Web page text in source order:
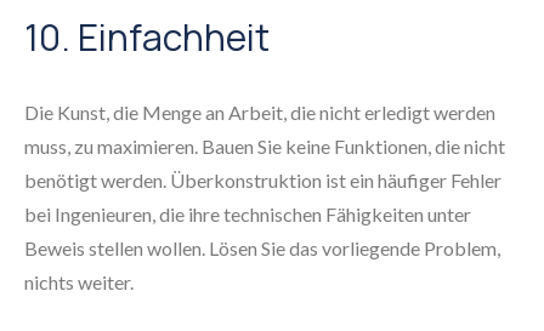
10. Einfachheit
Die Kunst, die Menge an Arbeit, die nicht erledigt werden
muss, zu maximieren. Bauen Sie keine Funktionen, die nicht
benötigt werden. Überkonstruktion ist ein häufiger Fehler
bei Ingenieuren, die ihre technischen Fähigkeiten unter
Beweis stellen wollen. Lösen Sie das vorliegende Problem,
nichts weiter.